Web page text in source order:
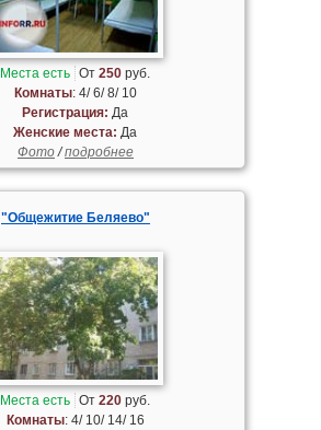
Места есть От250 руб.
Комнаты: 4/ 6/ 8/ 10
Регистрация: Да
Женские места: Да
Фото/подробнее
"Общежитие Беляево"
Места есть От220 руб.
Комнаты: 4/ 10/ 14/ 16